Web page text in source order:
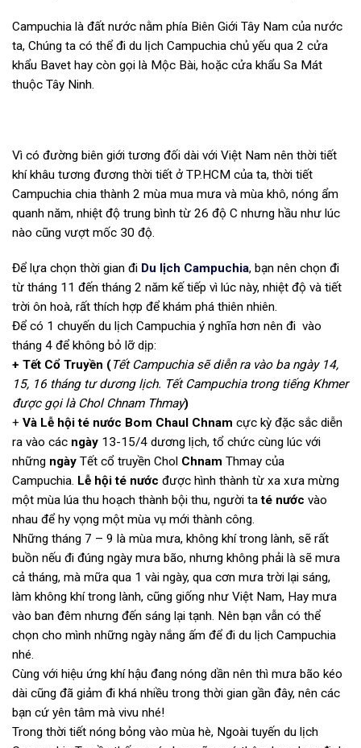
Campuchia là đất nước nằm phía Biên Giới Tây Nam của nước
ta, Chúng ta có thể đi du lịch Campuchia chủ yếu qua 2 cửa
khẩu Bavet hay còn gọi là Mộc Bài, hoặc cửa khẩu Sa Mát
thuộc Tây Ninh.
Vì có đường biên giới tương đối dài với Việt Nam nên thời tiết
khí khâu tương đương thời tiết ở TP.HCM của ta, thời tiết
Campuchia chia thành 2 mùa mua mưa và mùa khô, nóng ẩm
quanh năm, nhiệt độ trung bình từ 26 độ C nhưng hầu như lúc
nào cũng vượt mốc 30 độ.
Để lựa chọn thời gian đi Du lịch Campuchia, bạn nên chọn đi
từ tháng 11 đến tháng 2 năm kế tiếp vì lúc này, nhiệt độ và tiết
trời ôn hoà, rất thích hợp để khám phá thiên nhiên.
Để có 1 chuyến du lịch Campuchia ý nghĩa hơn nên đi vào
tháng 4 để không bỏ lỡ dịp:
+ Tết Cổ Truyền (Tết Campuchia sẽ diễn ra vào ba ngày 14,
15, 16 tháng tư dương lịch. Tết Campuchia trong tiếng Khmer
được gọi là Chol Chnam Thmay)
+ Và Lễ hội té nước Bom Chaul Chnam cực kỳ đặc sắc diễn
ra vào các ngày 13-15/4 dương lịch, tổ chức cùng lúc với
những ngày Tết cổ truyền Chol Chnam Thmay của
Campuchia. Lễ hội té nước được hình thành từ xa xưa mừng
một mùa lúa thu hoạch thành bội thu, người taté nước vào
nhau để hy vọng một mùa vụ mới thành công.
Những tháng 7 – 9 là mùa mưa, không khí trong lành, sẽ rất
buồn nếu đi đúng ngày mưa bão, nhưng không phải là sẽ mưa
cả tháng, mà mữa qua 1 vài ngày, qua cơn mưa trời lại sáng,
làm không khí trong lành, cũng giống như Việt Nam, Hay mưa
vào ban đêm nhưng đến sáng lại tạnh. Nên bạn vẫn có thể
chọn cho mình những ngày nắng ấm để đi du lịch Campuchia
nhé.
Cùng với hiệu ứng khí hậu đang nóng dần nên thì mưa bão kéo
dài cũng đã giảm đi khá nhiều trong thời gian gần đây, nên các
bạn cứ yên tâm mà vivu nhé!
Trong thời tiết nóng bỏng vào mùa hè, Ngoài tuyến du lịch